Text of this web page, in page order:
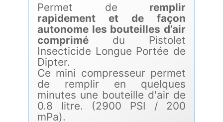
Permet de remplir
rapidement et de façon
autonome les bouteilles d’air
comprimédu Pistolet
Insecticide Longue Portée de
Dipter.
Ce mini compresseur permet
de remplir en quelques
minutes une bouteille d'air de
0.8 litre. (2900 PSI / 200
mPa).